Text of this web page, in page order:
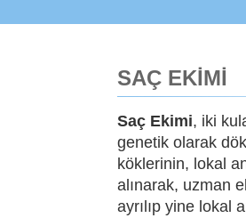
SAÇ EKİMİ
Saç Ekimi, iki
genetik olarak
köklerinin, lokal
alınarak, uzman
ayrılıp yine lokal